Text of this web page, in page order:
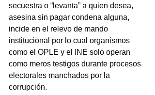
secuestra o “levanta” a quien desea,
asesina sin pagar condena alguna,
incide en el relevo de mando
institucional por lo cual organismos
como el OPLE y el INE solo operan
como meros testigos durante procesos
electorales manchados por la
corrupción.